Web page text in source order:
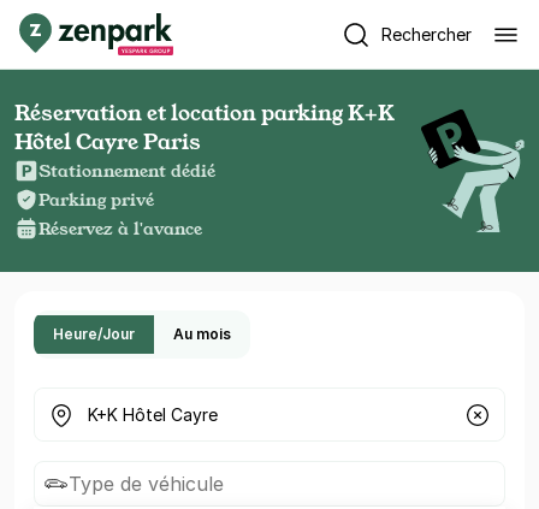
Rechercher
Réservation et location parking K+K
Hôtel Cayre Paris
Stationnement dédié
Parking privé
Réservez à l'avance
Heure/Jour Au mois
Où cherchez-vous un parking ?
Type de véhicule